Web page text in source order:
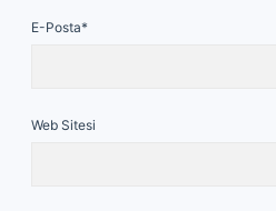
E-Posta*
Web Sitesi